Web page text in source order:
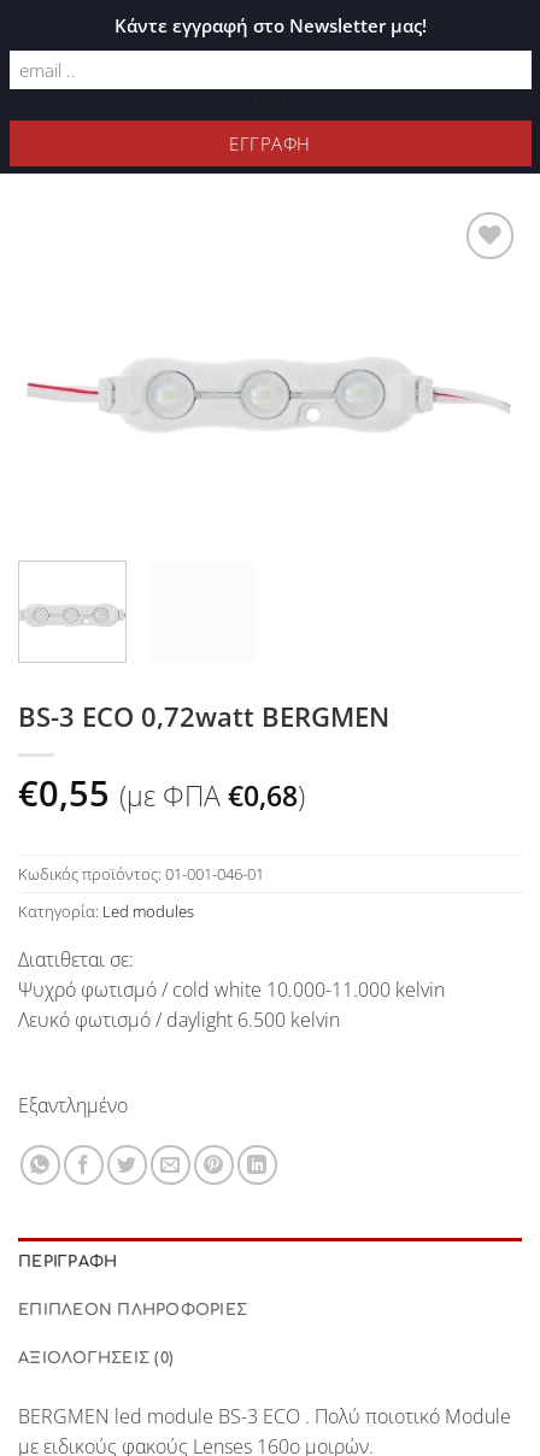
ΚΑΤΆΛΟΓΟΣ PLEXIGLASS
ΦΊΛΤΡΑ
BS-3 ECO 0,72watt BERGMEN
€0,55 (με ΦΠΑ€0,68)
Κωδικός προϊόντος: 01-001-046-01
Κατηγορία: Led modules
Διατιθεται σε:
Ψυχρό φωτισμό / cold white 10.000-11.000 kelvin
Λευκό φωτισμό / daylight 6.500 kelvin
Εξαντλημένο
ΠΕΡΙΓΡΑΦΉ
ΕΠΙΠΛΈΟΝ ΠΛΗΡΟΦΟΡΊΕΣ
ΑΞΙΟΛΟΓΉΣΕΙΣ (0)
BERGMEN led module BS-3 ECO . Πολύ ποιοτικό Module
με ειδικούς φακούς Lenses 160o μοιρών.
Κάντε εγγραφή στο Newsletter μας!